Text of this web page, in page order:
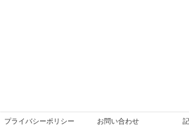
プライバシーポリシー お問い合わせ